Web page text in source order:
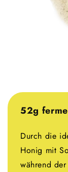
52g
Durch die
Honig mit
während